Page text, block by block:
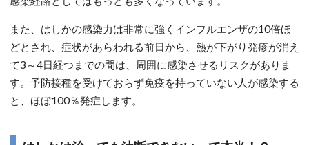
また、はしかの感染力は非常に強くインフルエンザの10倍ほ
どとされ、症状があらわれる前日から、熱が下がり発疹が消え
て3～4日経つまでの間は、周囲に感染させるリスクがありま
す。予防接種を受けておらず免疫を持っていない人が感染する
と、ほぼ100％発症します。